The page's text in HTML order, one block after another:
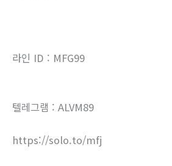
라인 ID : MFG99
텔레그램 : ALVM89
https://solo.to/mfj